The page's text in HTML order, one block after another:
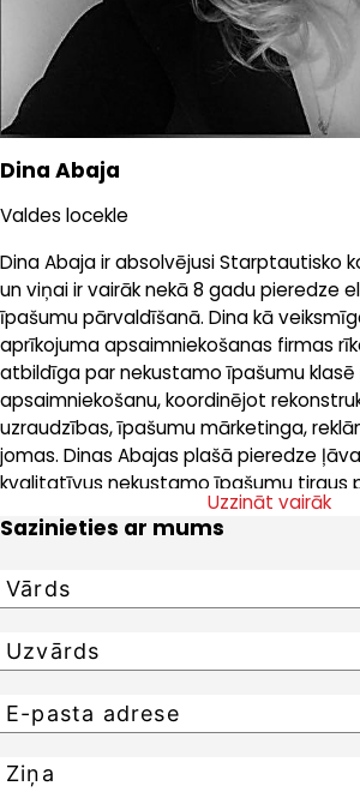
Dina Abaja
Valdes locekle
Dina Abaja ir absolvējusi Starptautisko
un viņai ir vairāk nekā 8 gadu pieredze
īpašumu pārvaldīšanā. Dina kā
aprīkojuma apsaimniekošanas firmas
atbildīga par nekustamo īpašumu
apsaimniekošanu, koordinējot
uzraudzības, īpašumu mārketinga,
jomas. Dinas Abajas plašā pieredze
kvalitatīvus nekustamo īpašumu tirgus
meklēt jaunus nomniekus un izstrādāt
Uzzināt vairāk
Sazinieties ar mums